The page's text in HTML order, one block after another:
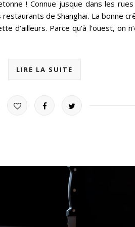
! Connue jusque dans les
de Shanghaï. La bonne
d’ailleurs. Parce qu’à l’ouest, on
LIRE LA SUITE